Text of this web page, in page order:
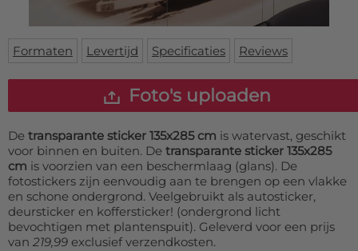
Vloermat
Skateboard deck
Inloggen
WhatsApp
Formaten Levertijd Specificaties Reviews
Foto's uploaden
De transparante sticker 135x285 cm is watervast, geschikt
voor binnen en buiten. De transparante sticker 135x285
cm is voorzien van een beschermlaag (glans). De
fotostickers zijn eenvoudig aan te brengen op een vlakke
en schone ondergrond. Veelgebruikt als autosticker,
deursticker en koffersticker! (ondergrond licht
bevochtigen met plantenspuit). Geleverd voor een prijs
van 219,99 exclusief verzendkosten.